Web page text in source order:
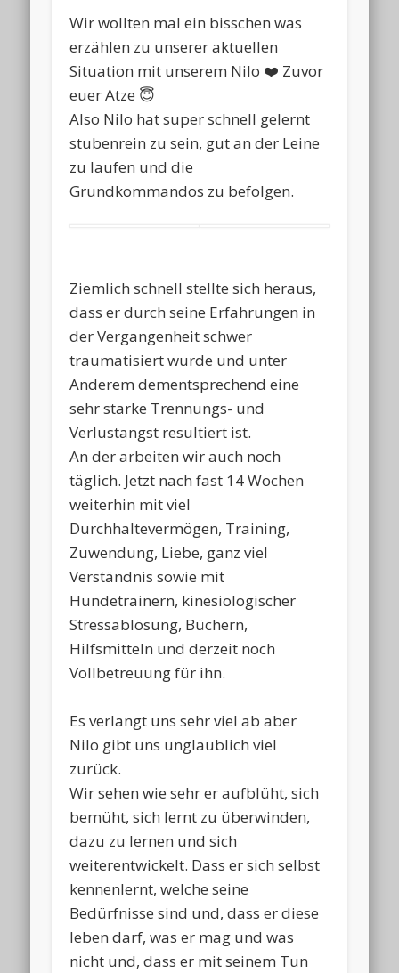
Wir wollten mal ein bisschen was
erzählen zu unserer aktuellen
Situation mit unserem Nilo ❤️ Zuvor
euer Atze 😇
Also Nilo hat super schnell gelernt
stubenrein zu sein, gut an der Leine
zu laufen und die
Grundkommandos zu befolgen.
Ziemlich schnell stellte sich heraus,
dass er durch seine Erfahrungen in
der Vergangenheit schwer
traumatisiert wurde und unter
Anderem dementsprechend eine
sehr starke Trennungs- und
Verlustangst resultiert ist.
An der arbeiten wir auch noch
täglich. Jetzt nach fast 14 Wochen
weiterhin mit viel
Durchhaltevermögen, Training,
Zuwendung, Liebe, ganz viel
Verständnis sowie mit
Hundetrainern, kinesiologischer
Stressablösung, Büchern,
Hilfsmitteln und derzeit noch
Vollbetreuung für ihn.
Es verlangt uns sehr viel ab aber
Nilo gibt uns unglaublich viel
zurück.
Wir sehen wie sehr er aufblüht, sich
bemüht, sich lernt zu überwinden,
dazu zu lernen und sich
weiterentwickelt. Dass er sich selbst
kennenlernt, welche seine
Bedürfnisse sind und, dass er diese
leben darf, was er mag und was
nicht und, dass er mit seinem Tun